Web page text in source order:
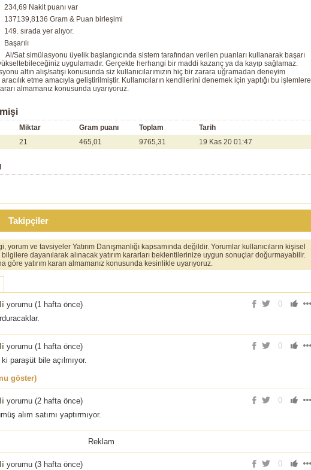
234,69 Nakit puanı var
137139,8136 Gram & Puan birleşimi
149. sırada yer alıyor.
Başarılı
Al/Sat simülasyonu üyelik başlangıcında sistem tarafından verilen puanları kullanarak başarı
yükseltebileceğiniz uygulamadır. Gerçekte herhangi bir maddi kazanç ya da kayıp sağlamaz.
altın alış/satışı konusunda siz kullanıcılarımızın hiç bir zarara uğramadan deneyim
aracılık etme amacıyla geliştirilmiştir. Kullanıcıların kendilerini denemek için yaptığı bu işlemlere
almamanız konusunda uyarıyoruz.
Miktar Gram puanı Toplam
Tarih
21 465,01 9765,31 19 Kas 20 01:47
Takipçiler
ve tavsiyeler Yatırım Danışmanlığı kapsamında değildir. Yorumlar kullanıcıların kişisel
dayanılarak alınacak yatırım kararları beklentilerinize uygun sonuçlar doğurmayabilir.
göre yatırım kararı almamanız konusunda kesinlikle uyarıyoruz.
0
yorumu (1 hafta önce)
0
yorumu (1 hafta önce)
paraşüt bile açılmıyor.
göster)
0
yorumu (2 hafta önce)
alım satımı yaptırmıyor.
Reklam
0
yorumu (3 hafta önce)